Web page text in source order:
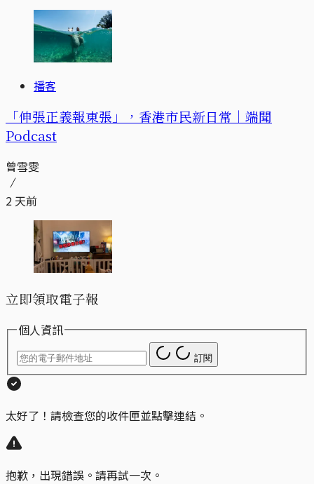
播客
「伸張正義報東張」，香港市民新日常｜端聞
Podcast
曾雪雯
2 天前
立即領取電子報
個人資訊
訂閱
太好了！請檢查您的收件匣並點擊連結。
抱歉，出現錯誤。請再試一次。